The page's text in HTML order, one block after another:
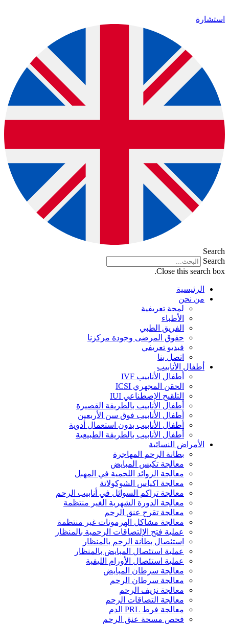
استشارة
Search
Search
Close this search box.
الرئيسية
من نحن
لمحة تعريفية
الأطباء
الفريق الطبي
حقوق المرضى وجودة مركزنا
فيديو تعريفي
اتصل بنا
أطفال الأنابيب
أطفال الأنابيب IVF
الحقن المجهري ICSI
التلقيح الإصطناعي IUI
أطفال الأنابيب بالطريقة القصيرة
أطفال الأنابيب فوق سن الأربعين
أطفال الأنابيب بدون استعمال أدوية
أطفال الأنابيب بالطريقة الطبيعية
الأمراض النسائية
بطانة الرحم المهاجرة
معالجة تكيس المبايض
معالجة الزوائد اللحمية في المهبل
معالجة اكياس الشوكولاتة
معالجة تراكم السوائل في أنابيب الرحم
معالجة الدورة الشهرية الغير منتظمة
معالجة تقرح عنق الرحم
معالجة مشاكل الهرمونات غير منتظمة
عملية فتح الإلتصاقات الرحمية بالمنظار
استئصال بطانة الرحم بالمنظار
عملية استئصال المبايض بالمنظار
عملية استئصال الأورام الليفية
معالجة سرطان المبايض
معالجة سرطان الرحم
معالجة نزيف الرحم
معالجة التصاقات الرحم
معالجة فرط PRL الدم
فحص مسحة عنق الرحم